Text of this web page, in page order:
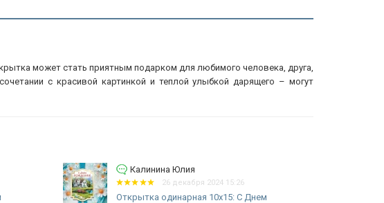
может стать приятным подарком для любимого человека, друга,
с красивой картинкой и теплой улыбкой дарящего – могут
Калинина Юлия
26 декабря 2024 15:26
Открытка одинарная 10x15: С Днем